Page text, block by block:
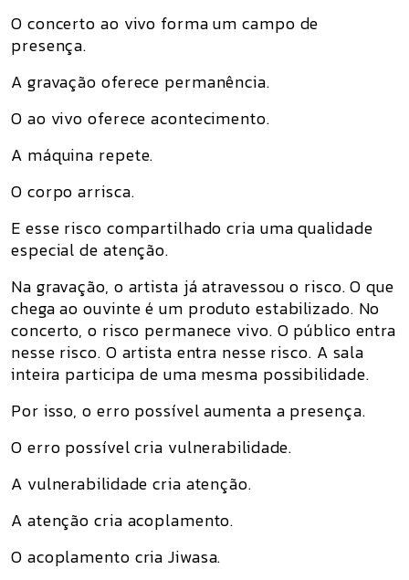
O concerto ao vivo forma um campo de
presença.
A gravação oferece permanência.
O ao vivo oferece acontecimento.
A máquina repete.
O corpo arrisca.
E esse risco compartilhado cria uma qualidade
especial de atenção.
Na gravação, o artista já atravessou o risco. O que
chega ao ouvinte é um produto estabilizado. No
concerto, o risco permanece vivo. O público entra
nesse risco. O artista entra nesse risco. A sala
inteira participa de uma mesma possibilidade.
Por isso, o erro possível aumenta a presença.
O erro possível cria vulnerabilidade.
A vulnerabilidade cria atenção.
A atenção cria acoplamento.
O acoplamento cria Jiwasa.